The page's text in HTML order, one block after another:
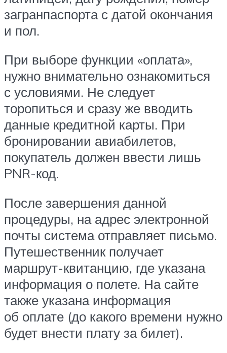
загранпаспорта с датой окончания
и пол.
При выборе функции «оплата»,
нужно внимательно ознакомиться
с условиями. Не следует
торопиться и сразу же вводить
данные кредитной карты. При
бронировании авиабилетов,
покупатель должен ввести лишь
PNR-код.
После завершения данной
процедуры, на адрес электронной
почты система отправляет письмо.
Путешественник получает
маршрут-квитанцию, где указана
информация о полете. На сайте
также указана информация
об оплате (до какого времени нужно
будет внести плату за билет).